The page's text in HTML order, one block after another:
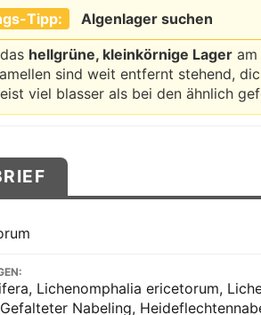
Tipp:
Algenlager suchen
hellgrüne, kleinkörnige Lager am
sind weit entfernt stehend,
viel blasser als bei den ähnlich
Lichenomphalia ericetorum,
Nabeling,